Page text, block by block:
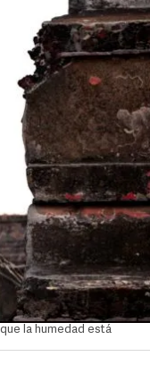
la humedad está